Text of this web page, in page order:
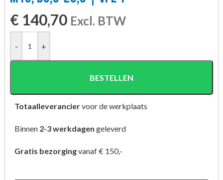
€ 140,70 Excl. BTW
- +
BESTELLEN
Totaalleveranciervoor de werkplaats
Binnen 2-3 werkdagen geleverd
Gratis bezorgingvanaf € 150,-